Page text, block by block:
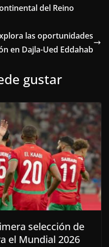
del Reino
las oportunidades
en Dajla-Ued Eddahab
gustar
selección de
el Mundial 2026